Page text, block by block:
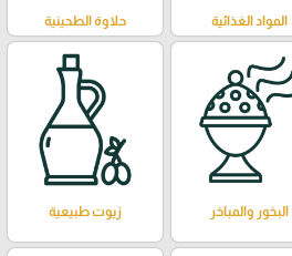
المواد الغذائية حلاوة الطحينية
البخور والمباخر زيوت طبيعية